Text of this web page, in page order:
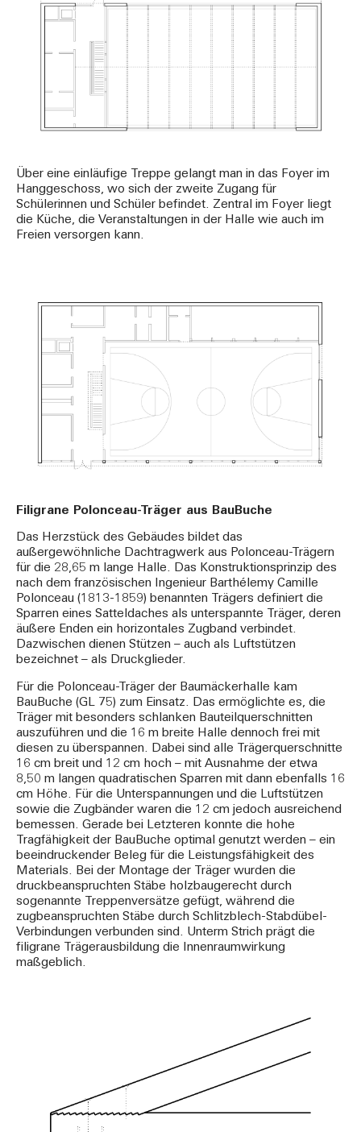
Über eine einläufige Treppe gelangt man in das Foyer im
Hanggeschoss, wo sich der zweite Zugang für
Schülerinnen und Schüler befindet. Zentral im Foyer liegt
die Küche, die Veranstaltungen in der Halle wie auch im
Freien versorgen kann.
Filigrane Polonceau-Träger aus BauBuche
Das Herzstück des Gebäudes bildet das
außergewöhnliche Dachtragwerk aus Polonceau-Trägern
für die 28,65 m lange Halle. Das Konstruktionsprinzip des
nach dem französischen Ingenieur Barthélemy Camille
Polonceau (1813-1859) benannten Trägers definiert die
Sparren eines Satteldaches als unterspannte Träger, deren
äußere Enden ein horizontales Zugband verbindet.
Dazwischen dienen Stützen – auch als Luftstützen
bezeichnet – als Druckglieder.
Für die Polonceau-Träger der Baumäckerhalle kam
BauBuche (GL 75) zum Einsatz. Das ermöglichte es, die
Träger mit besonders schlanken Bauteilquerschnitten
auszuführen und die 16 m breite Halle dennoch frei mit
diesen zu überspannen. Dabei sind alle Trägerquerschnitte
16 cm breit und 12 cm hoch – mit Ausnahme der etwa
8,50 m langen quadratischen Sparren mit dann ebenfalls 16
cm Höhe. Für die Unterspannungen und die Luftstützen
sowie die Zugbänder waren die 12 cm jedoch ausreichend
bemessen. Gerade bei Letzteren konnte die hohe
Tragfähigkeit der BauBuche optimal genutzt werden – ein
beeindruckender Beleg für die Leistungsfähigkeit des
Materials. Bei der Montage der Träger wurden die
druckbeanspruchten Stäbe holzbaugerecht durch
sogenannte Treppenversätze gefügt, während die
zugbeanspruchten Stäbe durch Schlitzblech-Stabdübel-
Verbindungen verbunden sind. Unterm Strich prägt die
filigrane Trägerausbildung die Innenraumwirkung
maßgeblich.